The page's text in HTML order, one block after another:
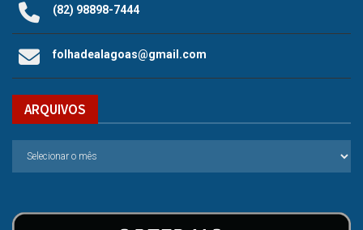
(82) 98898-7444
folhadealagoas@gmail.com
ARQUIVOS